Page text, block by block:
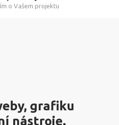
o Vašem projektu
grafiku
nástroje.